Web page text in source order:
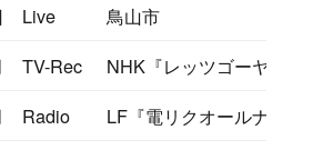
Live
鳥山市
TV-Rec
NHK『レッツゴーヤング』
Radio
LF『電リクオールナイト』